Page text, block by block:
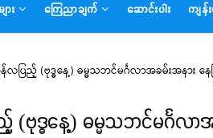
ား ကြေညာချက် ဆောင်းပါး ကျန်
ပြည့် (ဗုဒ္ဓနေ့) ဓမ္မသဘင်မင်္ဂလာအခမ်းအနား
ဒ္ဓနေ့) ဓမ္မသဘင်မင်္ဂလာ